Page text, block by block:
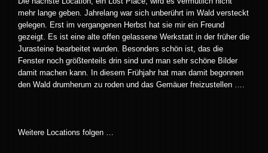
mehr lange geben. Jahrelang war sich unberührt im Wald versteckt
gelegen. Erst im vergangenen Herbst hat sie mir ein Freund
gezeigt. Es ist eine alte offen gelassene Werkstatt in der früher die
Jurasteine bearbeitet wurden. Besonders schön ist, das die
Fenster noch größtenteils drin sind und man sehr schöne Bilder
damit machen kann. In diesem Frühjahr hat man damit begonnen
den Wald drumherum zu roden und das Gemäuer freizustellen ….
Weitere Locations folgen …